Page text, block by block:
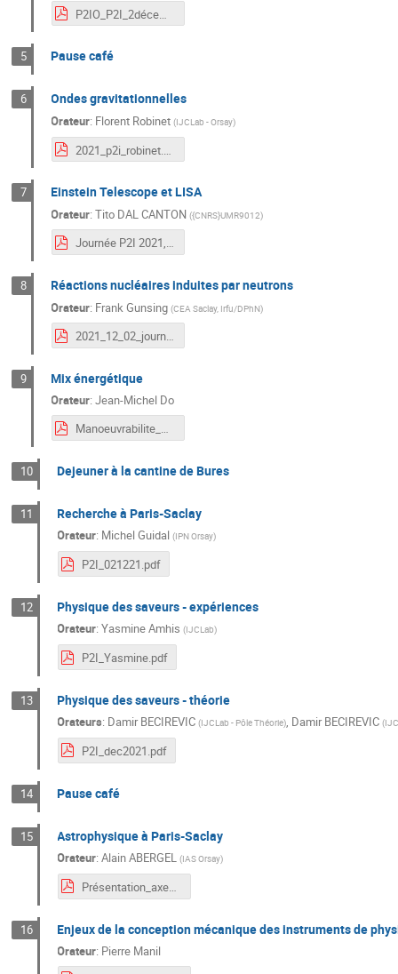
P2IO_P2I_2décembre2021.pdf
5 Pause café
6 Ondes gravitationnelles
Orateur: Florent Robinet (IJCLab - Orsay)
7 Einstein Telescope et LISA
Orateur:Tito DAL CANTON ({CNRS}UMR9012)
Journée P2I 2021, ET-LISA.pdf
8 Réactions nucléaires induites par neutrons
Orateur: Frank Gunsing (CEA Saclay, Irfu/DPhN)
2021_12_02_journee_P2I_gunsing.pdf
9 Mix énergétique
Orateur:Jean-Michel Do
Manoeuvrabilite_REP1300_v1.pdf
10 Dejeuner à la cantine de Bures
11 Recherche à Paris-Saclay
Orateur: Michel Guidal (IPN Orsay)
P2I_021221.pdf
12 Physique des saveurs - expériences
Orateur:Yasmine Amhis (IJCLab)
P2I_Yasmine.pdf
13 Physique des saveurs - théorie
Orateurs: Damir BECIREVIC (IJCLab - Pôle Théorie), Damir BECIREVIC (
P2I_dec2021.pdf
14 Pause café
15 Astrophysique à Paris-Saclay
Orateur:Alain ABERGEL (IAS Orsay)
Présentation_axe_astrophysique_P2I_2dec2021.pdf
16 Enjeux de la conception mécanique des instruments de
Orateur: Pierre Manil